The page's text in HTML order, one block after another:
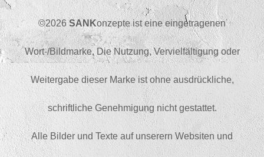
©2026SANKonzepte ist eine eingetragenen
Wort-/Bildmarke, Die Nutzung, Vervielfältigung oder
Weitergabe dieser Marke ist ohne ausdrückliche,
schriftliche Genehmigung nicht gestattet.
Alle Bilder und Texte auf unserern Websiten und